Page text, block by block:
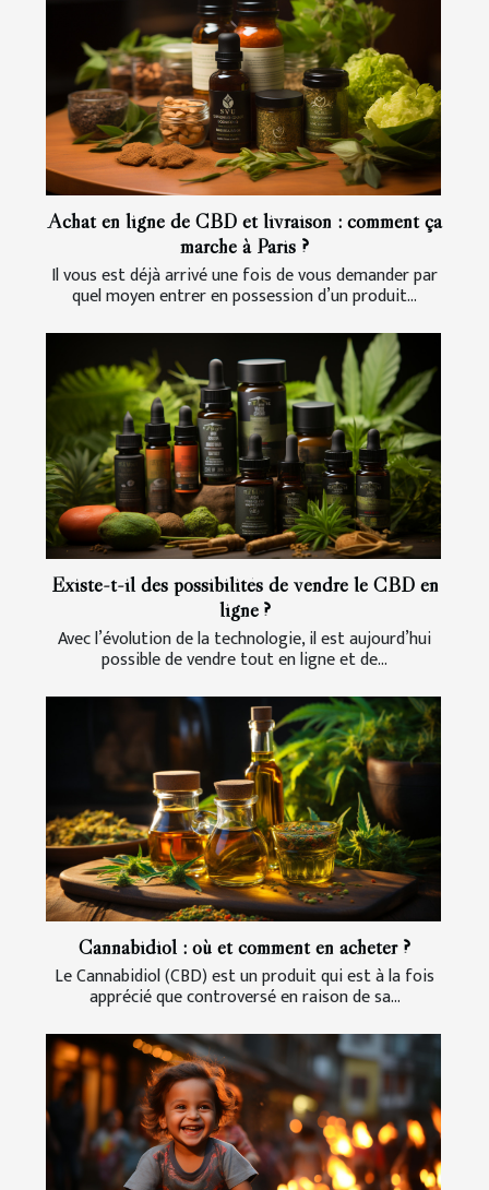
Achat en ligne de CBD et livraison : comment ça
marche à Paris ?
Il vous est déjà arrivé une fois de vous demander par
quel moyen entrer en possession d’un produit...
Existe-t-il des possibilités de vendre le CBD en
ligne ?
Avec l’évolution de la technologie, il est aujourd’hui
possible de vendre tout en ligne et de...
Cannabidiol : où et comment en acheter ?
Le Cannabidiol (CBD) est un produit qui est à la fois
apprécié que controversé en raison de sa...